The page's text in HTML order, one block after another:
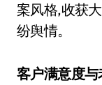
案风格,收获
纷舆情。
客户满意度